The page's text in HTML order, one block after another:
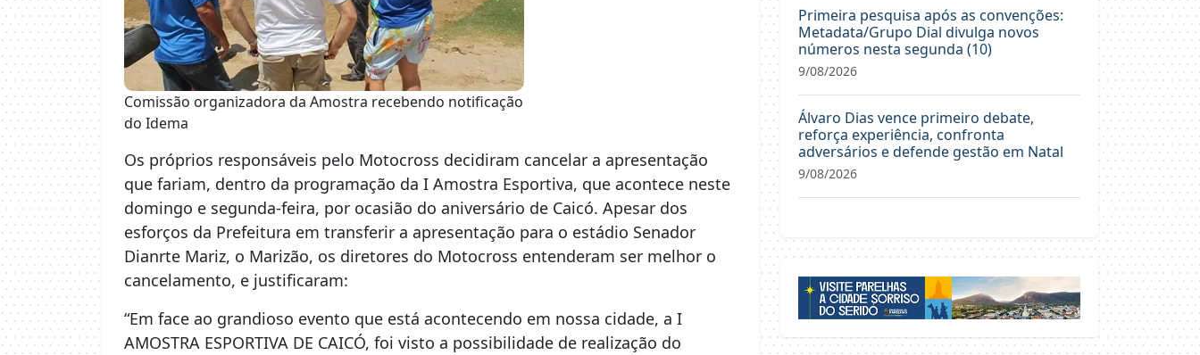
Comissão organizadora da Amostra recebendo notificação
do Idema
Os próprios responsáveis pelo Motocross decidiram cancelar a apresentação
que fariam, dentro da programação da I Amostra Esportiva, que acontece neste
domingo e segunda-feira, por ocasião do aniversário de Caicó. Apesar dos
esforços da Prefeitura em transferir a apresentação para o estádio Senador
Dianrte Mariz, o Marizão, os diretores do Motocross entenderam ser melhor o
cancelamento, e justificaram:
“Em face ao grandioso evento que está acontecendo em nossa cidade, a I
AMOSTRA ESPORTIVA DE CAICÓ, foi visto a possibilidade de realização do
Primeira pesquisa após as convenções:
Metadata/Grupo Dial divulga novos
números nesta segunda (10)
9/08/2026
Álvaro Dias vence primeiro debate,
reforça experiência, confronta
adversários e defende gestão em Natal
9/08/2026